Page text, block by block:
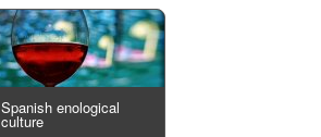
Spanish enological
culture